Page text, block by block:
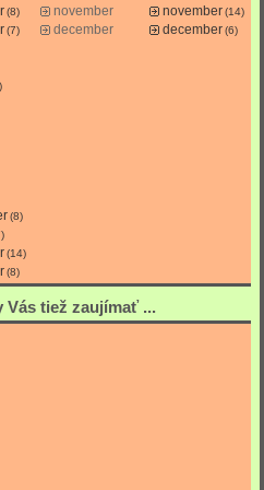
(8)
(7)
november
december
november(14)
december(6)
(8)
(14)
(8)
Vás tiež zaujímať ...